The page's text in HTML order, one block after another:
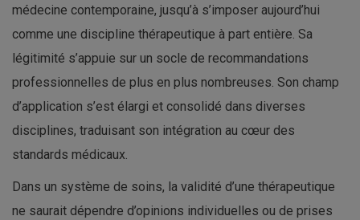
médecine contemporaine, jusqu’à s’imposer aujourd’hui
comme une discipline thérapeutique à part entière. Sa
légitimité s’appuie sur un socle de recommandations
professionnelles de plus en plus nombreuses. Son champ
d’application s’est élargi et consolidé dans diverses
disciplines, traduisant son intégration au cœur des
standards médicaux.
Dans un système de soins, la validité d’une thérapeutique
ne saurait dépendre d’opinions individuelles ou de prises